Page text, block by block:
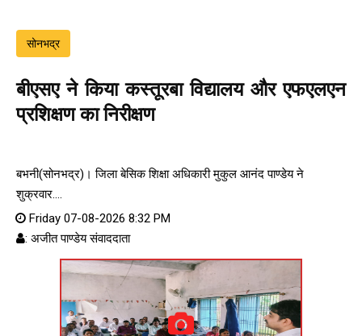
सोनभद्र
बीएसए ने किया कस्तूरबा विद्यालय और एफएलएन
प्रशिक्षण का निरीक्षण
बभनी(सोनभद्र)। जिला बेसिक शिक्षा अधिकारी मुकुल आनंद पाण्डेय ने
शुक्रवार....
Friday 07-08-2026 8:32 PM
: अजीत पाण्डेय संवाददाता